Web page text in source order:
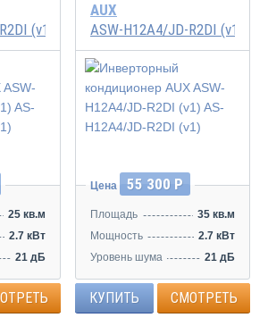
(v1) AS-H09A4/JD-R2DI (v1)
25 кв.м
2.7 кВт
21 дБ
AUX
ASW-H12A4/JD-R2DI (v1)
Инвертор
Цена 55 300 Р
Площадь
35 кв.м
Мощность
2.7 кВт
Уровень шума
21 дБ
КУПИТЬ СМОТРЕТЬ